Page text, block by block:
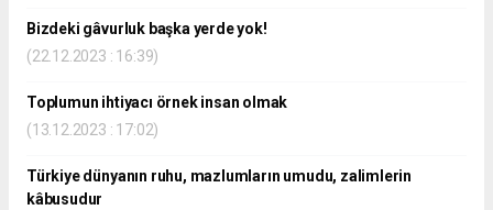
Bizdeki gâvurluk başka yerde yok!
(22.12.2023 : 16:39)
Toplumun ihtiyacı örnek insan olmak
(13.12.2023 : 17:02)
Türkiye dünyanın ruhu, mazlumların umudu, zalimlerin
kâbusudur